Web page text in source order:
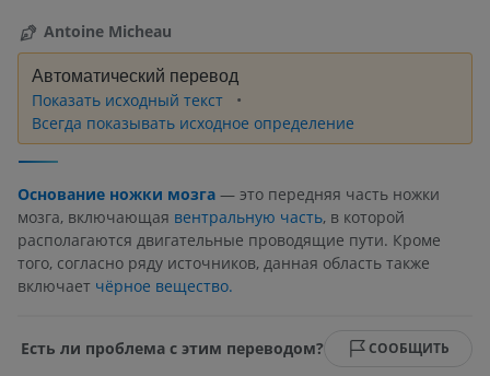
Antoine Micheau
Автоматический перевод
Показать исходный текст
Всегда показывать исходное определение
Основание ножки мозга — это передняя часть ножки
мозга, включающая вентральную часть, в которой
располагаются двигательные проводящие пути. Кроме
того, согласно ряду источников, данная область также
включает чёрное вещество.
Есть ли проблема с этим переводом? СООБЩИТЬ